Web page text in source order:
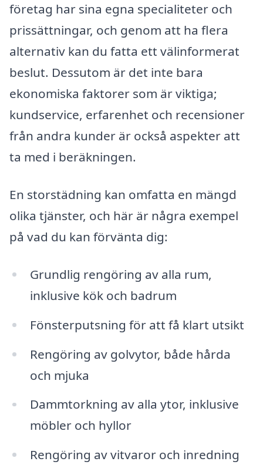
företag har sina egna specialiteter och
prissättningar, och genom att ha flera
alternativ kan du fatta ett välinformerat
beslut. Dessutom är det inte bara
ekonomiska faktorer som är viktiga;
kundservice, erfarenhet och recensioner
från andra kunder är också aspekter att
ta med i beräkningen.
En storstädning kan omfatta en mängd
olika tjänster, och här är några exempel
på vad du kan förvänta dig:
Grundlig rengöring av alla rum,
inklusive kök och badrum
Fönsterputsning för att få klart utsikt
Rengöring av golvytor, både hårda
och mjuka
Dammtorkning av alla ytor, inklusive
möbler och hyllor
Rengöring av vitvaror och inredning